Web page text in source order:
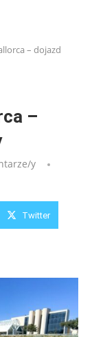
– dojazd
–
y
Twitter